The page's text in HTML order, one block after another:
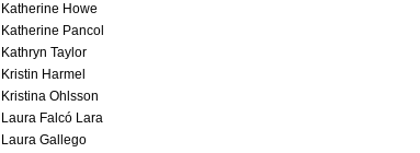
Katherine Howe
Katherine Pancol
Kathryn Taylor
Kristin Harmel
Kristina Ohlsson
Laura Falcó Lara
Laura Gallego